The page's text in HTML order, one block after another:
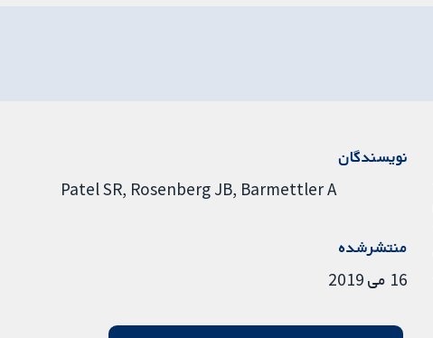
نویسندگان
Patel SR Rosenberg JB Barmettler A
منتشرشده
16 می 2019